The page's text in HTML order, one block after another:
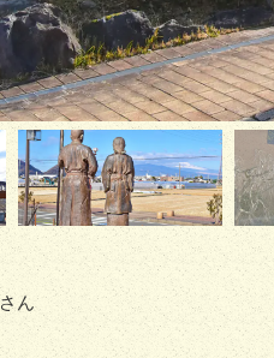
さん